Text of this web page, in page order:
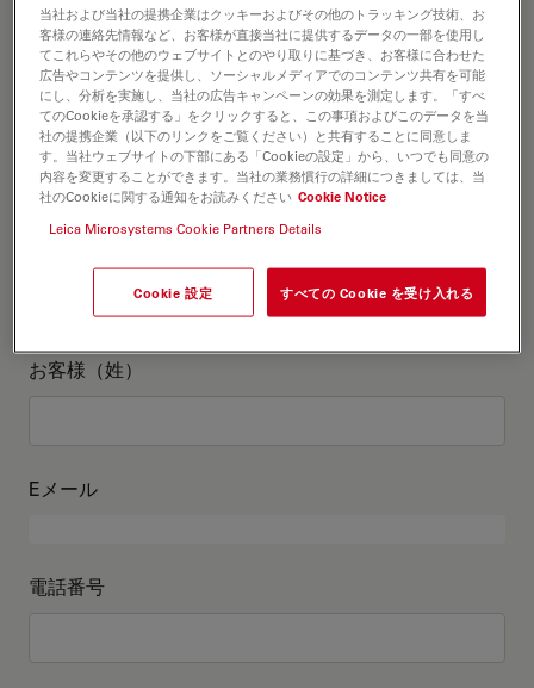
お客様情報
役職 オプションの
お客様（姓）
Eメール
電話番号
当社および当社の提携企業はクッキーおよびその他のトラッキング技術、お
客様の連絡先情報など、お客様が直接当社に提供するデータの一部を使用し
てこれらやその他のウェブサイトとのやり取りに基づき、お客様に合わせた
広告やコンテンツを提供し、ソーシャルメディアでのコンテンツ共有を可能
にし、分析を実施し、当社の広告キャンペーンの効果を測定します。「すべ
てのCookieを承認する」をクリックすると、この事項およびこのデータを当
社の提携企業（以下のリンクをご覧ください）と共有することに同意しま
す。当社ウェブサイトの下部にある「Cookieの設定」から、いつでも同意の
内容を変更することができます。当社の業務慣行の詳細につきましては、当
社のCookieに関する通知をお読みください Cookie Notice
Leica Microsystems Cookie Partners Details
Cookie 設定 すべての Cookie を受け入れる